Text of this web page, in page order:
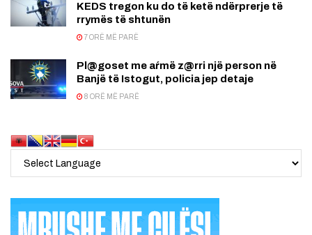
KEDS tregon ku do të ketë ndërprerje të
rrymës të shtunën
7 ORË MË PARË
Pl@goset me aŕmë z@rri një person në
Banjë të Istogut, policia jep detaje
8 ORË MË PARË